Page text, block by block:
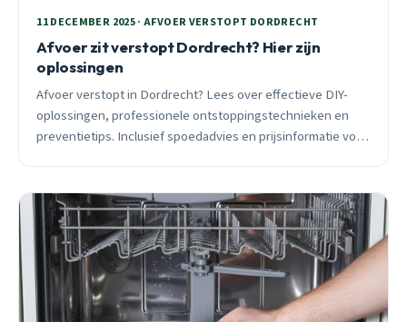
11 DECEMBER 2025 · AFVOER VERSTOPT DORDRECHT
Afvoer zit verstopt Dordrecht? Hier zijn
oplossingen
Afvoer verstopt in Dordrecht? Lees over effectieve DIY-
oplossingen, professionele ontstoppingstechnieken en
preventietips. Inclusief spoedadvies en prijsinformatie voor